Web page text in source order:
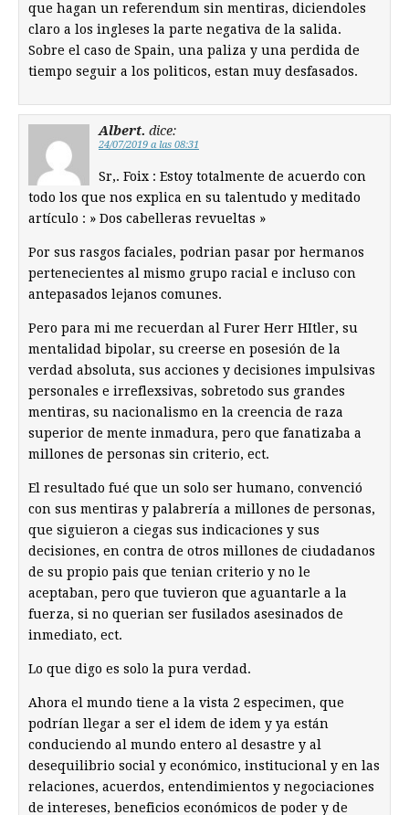
que hagan un referendum sin mentiras, diciendoles
claro a los ingleses la parte negativa de la salida.
Sobre el caso de Spain, una paliza y una perdida de
tiempo seguir a los politicos, estan muy desfasados.
Albert. dice:
24/07/2019 a las 08:31
Sr,. Foix : Estoy totalmente de acuerdo con
todo los que nos explica en su talentudo y meditado
artículo : » Dos cabelleras revueltas »
Por sus rasgos faciales, podrian pasar por hermanos
pertenecientes al mismo grupo racial e incluso con
antepasados lejanos comunes.
Pero para mi me recuerdan al Furer Herr HItler, su
mentalidad bipolar, su creerse en posesión de la
verdad absoluta, sus acciones y decisiones impulsivas
personales e irreflexsivas, sobretodo sus grandes
mentiras, su nacionalismo en la creencia de raza
superior de mente inmadura, pero que fanatizaba a
millones de personas sin criterio, ect.
El resultado fué que un solo ser humano, convenció
con sus mentiras y palabrería a millones de personas,
que siguieron a ciegas sus indicaciones y sus
decisiones, en contra de otros millones de ciudadanos
de su propio pais que tenian criterio y no le
aceptaban, pero que tuvieron que aguantarle a la
fuerza, si no querian ser fusilados asesinados de
inmediato, ect.
Lo que digo es solo la pura verdad.
Ahora el mundo tiene a la vista 2 especimen, que
podrían llegar a ser el idem de idem y ya están
conduciendo al mundo entero al desastre y al
desequilibrio social y económico, institucional y en las
relaciones, acuerdos, entendimientos y negociaciones
de intereses, beneficios económicos de poder y de